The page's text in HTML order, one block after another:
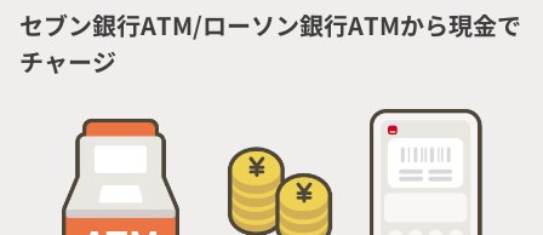
セブン銀行ATM/ローソン銀行ATMから現金で
チャージ